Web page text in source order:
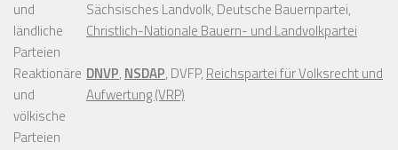
und
ländliche
Parteien
Sächsisches Landvolk, Deutsche Bauernpartei,
Christlich-Nationale Bauern- und Landvolkpartei
Reaktionäre
und
völkische
Parteien
DNVP, NSDAP, DVFP, Reichspartei für Volksrecht und
Aufwertung (VRP)